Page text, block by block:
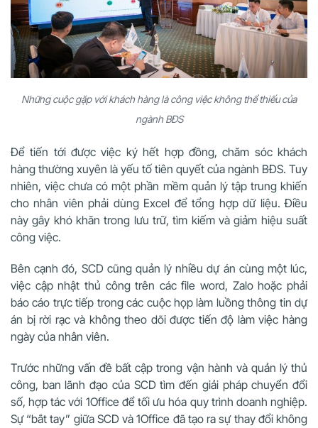
Những cuộc gặp với khách hàng là công việc không thể thiếu của
ngành BĐS
Để tiến tới được việc ký hết hợp đồng, chăm sóc khách
hàng thường xuyên là yếu tố tiên quyết của ngành BĐS. Tuy
nhiên, việc chưa có một phần mềm quản lý tập trung khiến
cho nhân viên phải dùng Excel để tổng hợp dữ liệu. Điều
này gây khó khăn trong lưu trữ, tìm kiếm và giảm hiệu suất
công việc.
Bên cạnh đó, SCD cũng quản lý nhiều dự án cùng một lúc,
việc cập nhật thủ công trên các file word, Zalo hoặc phải
báo cáo trực tiếp trong các cuộc họp làm luồng thông tin dự
án bị rời rạc và không theo dõi được tiến độ làm việc hàng
ngày của nhân viên.
Trước những vấn đề bất cập trong vận hành và quản lý thủ
công, ban lãnh đạo của SCD tìm đến giải pháp chuyển đổi
số, hợp tác với 1Office để tối ưu hóa quy trình doanh nghiệp.
Sự “bắt tay” giữa SCD và 1Office đã tạo ra sự thay đổi không